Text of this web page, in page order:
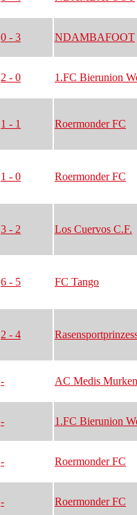
0 - 3 NDAMBAFOOT
2 - 0 1.FC Bierunion
1 - 1 Roermonder FC
1 - 0 Roermonder FC
3 - 2 Los Cuervos C.F.
6 - 5 FC Tango
2 - 4
- AC Medis Murken
- 1.FC Bierunion
- Roermonder FC
- Roermonder FC